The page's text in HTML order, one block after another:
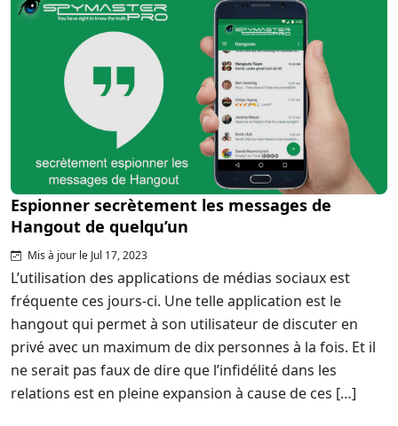
Espionner secrètement les messages de
Hangout de quelqu’un
Mis à jour le Jul 17, 2023
L’utilisation des applications de médias sociaux est
fréquente ces jours-ci. Une telle application est le
hangout qui permet à son utilisateur de discuter en
privé avec un maximum de dix personnes à la fois. Et il
ne serait pas faux de dire que l’infidélité dans les
relations est en pleine expansion à cause de ces […]